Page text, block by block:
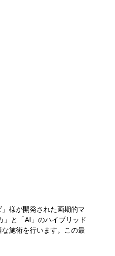
様が開発された画期的マ
」と「AI」のハイブリッド
施術を行います。この最